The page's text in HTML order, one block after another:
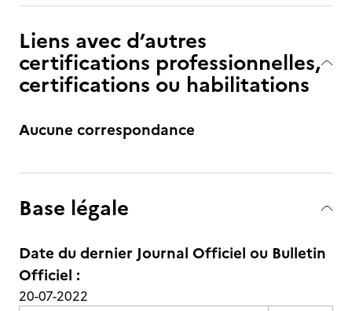
Liens avec d’autres
certifications professionnelles,
certifications ou habilitations
Aucune correspondance
Base légale
Date du dernier Journal Officiel ou Bulletin
Officiel :
20-07-2022